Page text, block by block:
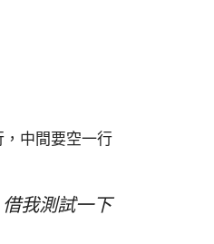
中間要空一行
我測試一下